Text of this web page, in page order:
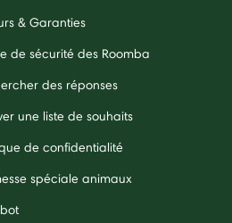
& Garanties
de sécurité des Roomba
des réponses
une liste de souhaits
de confidentialité
spéciale animaux